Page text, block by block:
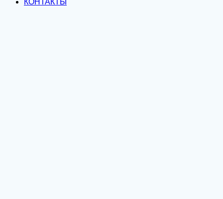
КОНТАКТЫ